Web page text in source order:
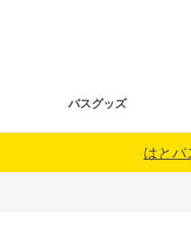
バスグッズ
はとバ